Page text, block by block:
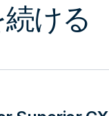
ける